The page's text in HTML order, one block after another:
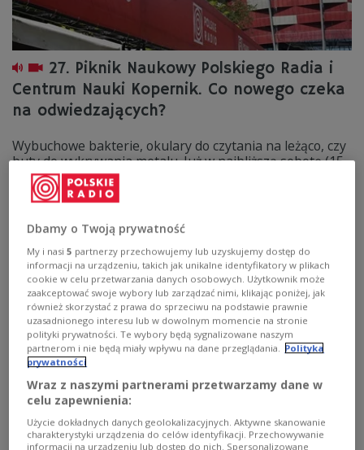
27. Piknik Naukowy Polskiego Radia i
Centrum Nauki Kopernik. Co nowego czeka
na odwiedzających?
Wybuchowe bakterie, okulary do czytania na leżąco, czy
buty do wykrywania metalu. Już w najbliższą sobotę (15
czerwca) na PGE Narodowym w Warszawie odbędzie się
27. Piknik Naukowy Polskiego Radia oraz Centrum
Nauki Kopernik. W tym roku motywem przewodnim
wydarzenia jest hasło: "Nie do wiary!". W sobotę w godz.
11.00 – 20.00 na błoniach Stadionu Narodowego
uczestnicy będą mogli zobaczyć prezentacje,
zaskakujące pokazy naukowe, a także ciekawe
doświadczenia. Wstęp jest bezpłatny. Dziennikarze
Polskiego Radia będą relacjonować przebieg imprezy
i prowadzić z terenu Pikniku audycje na żywo.
Zobacz więcej na temat:Piknik Naukowy
Piknik Naukowy 2024
Polskie Radio
Centrum Nauki Kopernik
eksperyment
Łukasz Turski
Krystyna Kępska
Dbamy o Twoją prywatność
My i nasi5 partnerzy przechowujemy lub uzyskujemy dostęp do
informacji na urządzeniu, takich jak unikalne identyfikatory w plikach
cookie w celu przetwarzania danych osobowych. Użytkownik może
zaakceptować swoje wybory lub zarządzać nimi, klikając poniżej, jak
również skorzystać z prawa do sprzeciwu na podstawie prawnie
uzasadnionego interesu lub w dowolnym momencie na stronie
polityki prywatności. Te wybory będą sygnalizowane naszym
partnerom i nie będą miały wpływu na dane przeglądania. Polityka
prywatności
Wraz z naszymi partnerami przetwarzamy dane w
celu zapewnienia:
Użycie dokładnych danych geolokalizacyjnych. Aktywne skanowanie
charakterystyki urządzenia do celów identyfikacji. Przechowywanie
informacji na urządzeniu lub dostęp do nich. Spersonalizowane